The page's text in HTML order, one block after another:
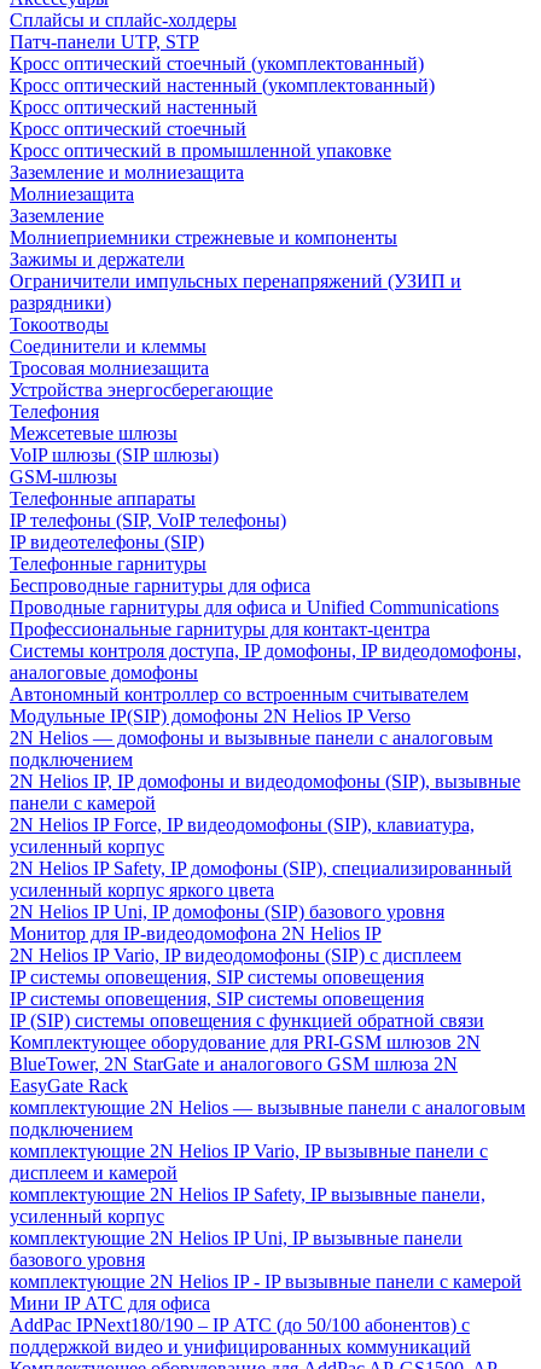
Сплайсы и сплайс-холдеры
Патч-панели UTP, STP
Кросс оптический стоечный (укомплектованный)
Кросс оптический настенный (укомплектованный)
Кросс оптический настенный
Кросс оптический стоечный
Кросс оптический в промышленной упаковке
Заземление и молниезащита
Молниезащита
Заземление
Молниеприемники стрежневые и компоненты
Зажимы и держатели
Ограничители импульсных перенапряжений (УЗИП и
разрядники)
Токоотводы
Соединители и клеммы
Тросовая молниезащита
Устройства энергосберегающие
Телефония
Межсетевые шлюзы
VoIP шлюзы (SIP шлюзы)
GSM-шлюзы
Телефонные аппараты
IP телефоны (SIP, VoIP телефоны)
IP видеотелефоны (SIP)
Телефонные гарнитуры
Беспроводные гарнитуры для офиса
Проводные гарнитуры для офиса и Unified Communications
Профессиональные гарнитуры для контакт-центра
Системы контроля доступа, IP домофоны, IP видеодомофоны,
аналоговые домофоны
Автономный контроллер со встроенным считывателем
Модульные IP(SIP) домофоны 2N Helios IP Verso
2N Helios — домофоны и вызывные панели с аналоговым
подключением
2N Helios IP, IP домофоны и видеодомофоны (SIP), вызывные
панели с камерой
2N Helios IP Force, IP видеодомофоны (SIP), клавиатура,
усиленный корпус
2N Helios IP Safety, IP домофоны (SIP), специализированный
усиленный корпус яркого цвета
2N Helios IP Uni, IP домофоны (SIP) базового уровня
Монитор для IP-видеодомофона 2N Helios IP
2N Helios IP Vario, IP видеодомофоны (SIP) с дисплеем
IP системы оповещения, SIP системы оповещения
IP системы оповещения, SIP системы оповещения
IP (SIP) системы оповещения с функцией обратной связи
Комплектующее оборудование для PRI-GSM шлюзов 2N
BlueTower, 2N StarGate и аналогового GSM шлюза 2N
EasyGate Rack
комплектующие 2N Helios — вызывные панели с аналоговым
подключением
комплектующие 2N Helios IP Vario, IP вызывные панели с
дисплеем и камерой
комплектующие 2N Helios IP Safety, IP вызывные панели,
усиленный корпус
комплектующие 2N Helios IP Uni, IP вызывные панели
базового уровня
комплектующие 2N Helios IP - IP вызывные панели с камерой
Мини IP АТС для офиса
AddPac IPNext180/190 – IP АТС (до 50/100 абонентов) с
поддержкой видео и унифицированных коммуникаций